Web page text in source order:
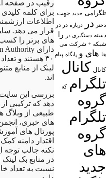
تلگرامی جدید جهت
دختر در درباره در در
دسته دستگیری در را
شبکه + شرکت می
ها های و پایگاه پیام
کانال کانال
تلگرام که
گروه
تلگرام
گروه
های
جدید
رقیب در صفحه
برای کلمه
اطلاعات
قرار می دهد.
های برتر را کسب
۳۰ هستند و
لینک از منابع
اند.
بررسی این
دهد که ترکیبی
طبیعی از
های خبری،
پورتال های
اقتدار دامنه
نکته جالب توجه
در منابع بک
نسبت به تعداد